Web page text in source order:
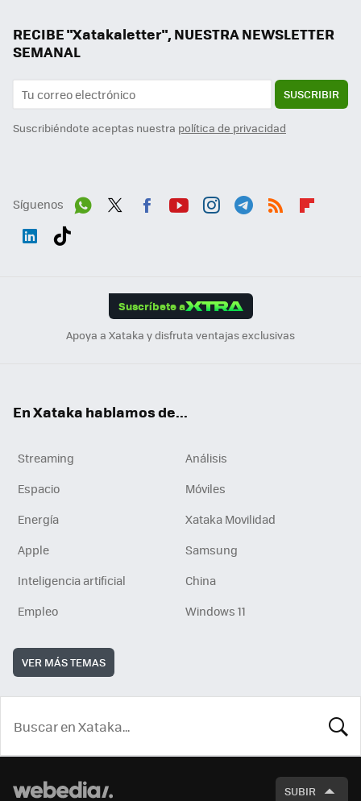
RECIBE "Xatakaletter", NUESTRA NEWSLETTER
SEMANAL
SUSCRIBIR
Suscribiéndote aceptas nuestra política de privacidad
Síguenos
Suscríbete a
Apoya a Xataka y disfruta ventajas exclusivas
En Xataka hablamos de...
Streaming
Análisis
Espacio
Móviles
Energía
Xataka Movilidad
Apple
Samsung
Inteligencia artificial
China
Empleo
Windows 11
VER MÁS TEMAS
SUBIR